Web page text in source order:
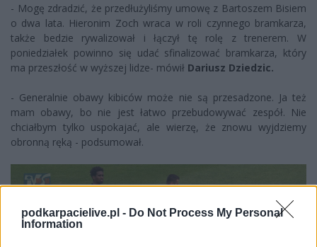
podkarpacielive.pl - Do Not Process My Personal
Information
- Mogę zdradzić, że przedłużyliśmy umowę z Bartoszem Bisiem
o dwa lata. Hieronim Zoch wraca w roli czynnego bramkarza,
także bedzie rywalizował i łączył tę rolę z trenerem. W
poniedziałek powinno się udać sfinalizować bramkarza, który
ma przeszłość w wyższej lidze- mówił Dariusz Dziedzic.
- Generalnie obawy kibiców może nie są przesadzone. Ja też
mam obawy, bo nie jest łatwo przebudowywać zespół. Nie
chciałbym tylko uspokajać, ale wierzę, że znowu wyjdziemy
obronną ręką - podsumował.